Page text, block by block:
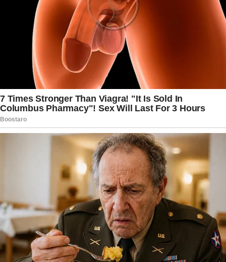
Bonemer, a homenagem feita por Fátima
Bernardes se somou a diversas outras
demonstrações de apoio, evidenciando como o
respeito e a empatia podem se destacar mesmo
em momentos marcados pela saudade e pelas
lembranças de quem partiu.
Enquanto recebe o carinho de amigos, colegas e
admiradores, Hugo Bonemer segue preservando
a memória da avó por meio das recordações
compartilhadas com a família. A repercussão da
homenagem de Fátima Bernardes mostrou que
pequenos gestos de apoio podem ganhar grande
significado em períodos de despedida,
especialmente quando demonstram
reconhecimento pela história construída entre